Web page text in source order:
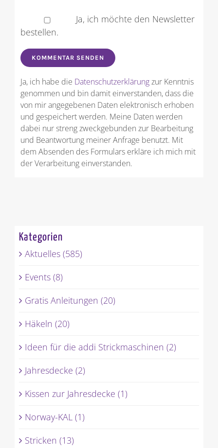
Ja, ich möchte den Newsletter
bestellen.
Ja, ich habe die Datenschutzerklärungzur Kenntnis
genommen und bin damit einverstanden, dass die
von mir angegebenen Daten elektronisch erhoben
und gespeichert werden. Meine Daten werden
dabei nur streng zweckgebunden zur Bearbeitung
und Beantwortung meiner Anfrage benutzt. Mit
dem Absenden des Formulars erkläre ich mich mit
der Verarbeitung einverstanden.
Kategorien
Aktuelles (585)
Events (8)
Gratis Anleitungen (20)
Häkeln (20)
Ideen für die addi Strickmaschinen (2)
Jahresdecke (2)
Kissen zur Jahresdecke (1)
Norway-KAL (1)
Stricken (13)